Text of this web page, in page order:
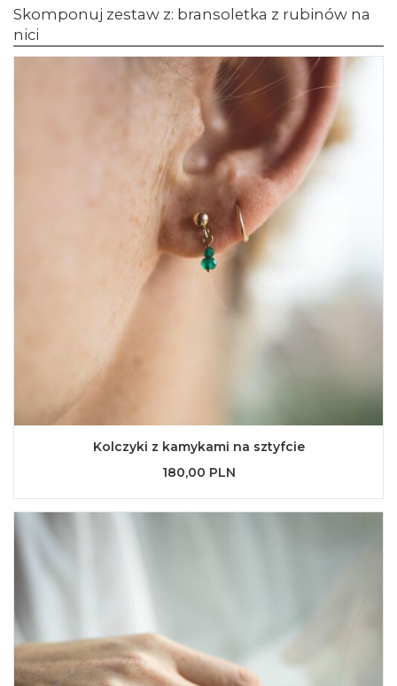
Skomponuj zestaw z: bransoletka z rubinów na
nici
Kolczyki z kamykami na sztyfcie
180,00 PLN